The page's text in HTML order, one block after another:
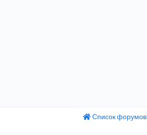
Список форумов